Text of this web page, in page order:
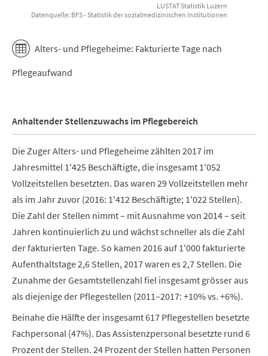
LUSTAT Statistik Luzern
Datenquelle: BFS - Statistik der sozialmedizinischen Institutionen
Alters- und Pflegeheime: Fakturierte Tage nach
Pflegeaufwand
Anhaltender Stellenzuwachs im Pflegebereich
Die Zuger Alters- und Pflegeheime zählten 2017 im
Jahresmittel 1'425 Beschäftigte, die insgesamt 1'052
Vollzeitstellen besetzten. Das waren 29 Vollzeitstellen mehr
als im Jahr zuvor (2016: 1'412 Beschäftigte; 1'022 Stellen).
Die Zahl der Stellen nimmt – mit Ausnahme von 2014 – seit
Jahren kontinuierlich zu und wächst schneller als die Zahl
der fakturierten Tage. So kamen 2016 auf 1'000 fakturierte
Aufenthaltstage 2,6 Stellen, 2017 waren es 2,7 Stellen. Die
Zunahme der Gesamtstellenzahl fiel insgesamt grösser aus
als diejenige der Pflegestellen (2011–2017: +10% vs. +6%).
Beinahe die Hälfte der insgesamt 617 Pflegestellen besetzte
Fachpersonal (47%). Das Assistenzpersonal besetzte rund 6
Prozent der Stellen. 24 Prozent der Stellen hatten Personen